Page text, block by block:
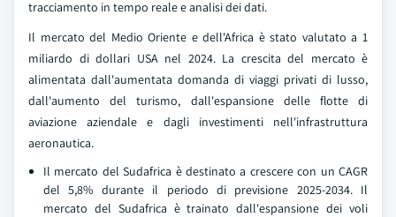
tracciamento in tempo reale e analisi dei dati.
Il mercato del Medio Oriente e dell'Africa è stato valutato a 1
miliardo di dollari USA nel 2024. La crescita del mercato è
alimentata dall'aumentata domanda di viaggi privati di lusso,
dall'aumento del turismo, dall'espansione delle flotte di
aviazione aziendale e dagli investimenti nell'infrastruttura
aeronautica.
Il mercato del Sudafrica è destinato a crescere con un CAGR
del 5,8% durante il periodo di previsione 2025-2034. Il
mercato del Sudafrica è trainato dall'espansione dei voli